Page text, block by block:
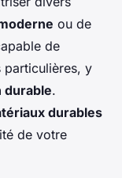
ou de
de
particulières, y
durable.
durables
de votre